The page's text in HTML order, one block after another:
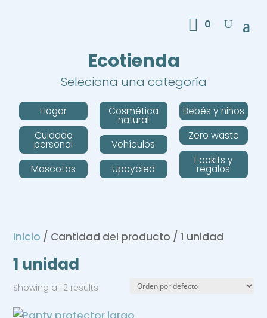
0
Ecotienda
Seleciona una categoría
Hogar
Cuidado
personal
Mascotas
Cosmética
natural
Vehículos
Upcycled
Bebés y niños
Zero waste
Ecokits y
regalos
Inicio / Cantidad del producto / 1 unidad
1 unidad
Showing all 2 results